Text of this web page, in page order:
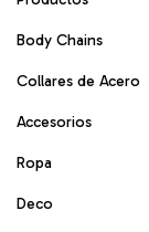
Body Chains
Collares de Acero
Accesorios
Ropa
Deco